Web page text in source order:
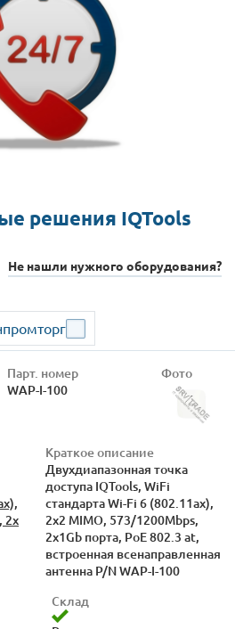
решения IQTools
Не нашли нужного оборудования?
Парт. номер
WAP-I-100
Фото
2х
Краткое описание
Двухдиапазонная точка
доступа IQTools, WiFi
стандарта Wi-Fi 6 (802.11ax),
2x2 MIMO, 573/1200Mbps,
2х1Gb порта, PoE 802.3 at,
встроенная всенаправленная
антенна P/N WAP-I-100
Склад